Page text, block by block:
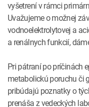
vyšetrení v rámci
Uvažujeme o možnej
vodnoelektrolytovej a
a renálnych funkcií,
Pri pátraní po príčinách
metabolickú poruchu či
pribúdajú poznatky o
prenáša z vedeckých